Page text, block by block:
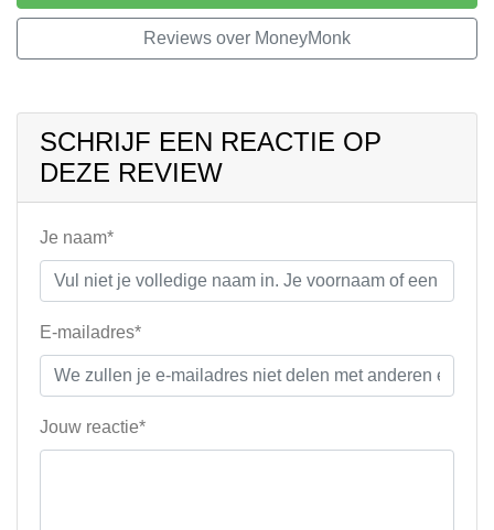
Reviews over MoneyMonk
SCHRIJF EEN REACTIE OP
DEZE REVIEW
Je naam*
E-mailadres*
Jouw reactie*